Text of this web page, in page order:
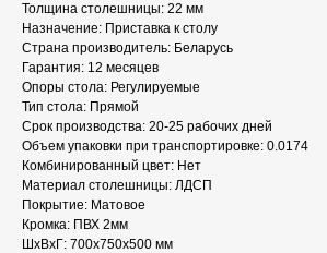
Толщина столешницы: 22 мм
Назначение: Приставка к столу
Страна производитель: Беларусь
Гарантия: 12 месяцев
Опоры стола: Регулируемые
Тип стола: Прямой
Срок производства: 20-25 рабочих дней
Объем упаковки при транспортировке: 0.0174
Комбинированный цвет: Нет
Материал столешницы: ЛДСП
Покрытие: Матовое
Кромка: ПВХ 2мм
ШxВxГ: 700x750x500 мм